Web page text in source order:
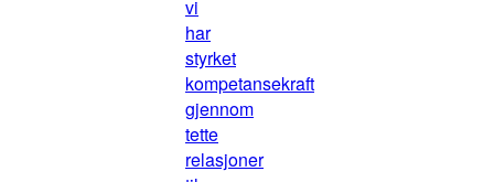
vi
har
styrket
kompetansekraft
gjennom
tette
relasjoner